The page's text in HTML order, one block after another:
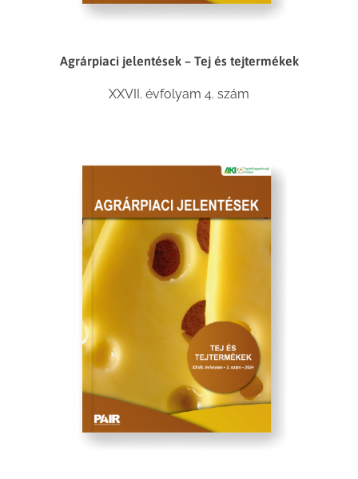
Agrárpiaci jelentések – Tej és tejtermékek
XXVII. évfolyam 4. szám